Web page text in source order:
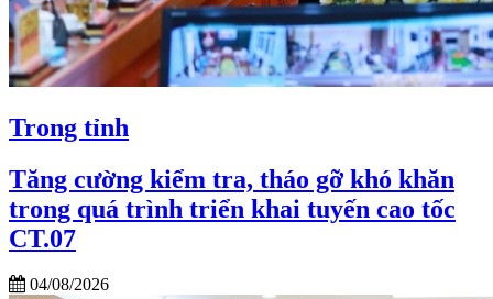
Trong tỉnh
Tăng cường kiểm tra, tháo gỡ khó khăn
trong quá trình triển khai tuyến cao tốc
CT.07
04/08/2026